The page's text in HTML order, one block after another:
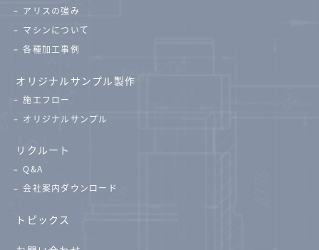
アリスの強み
マシンについて
各種加工事例
オリジナルサンプル製作
施工フロー
オリジナルサンプル
リクルート
Q&A
会社案内ダウンロード
トピックス